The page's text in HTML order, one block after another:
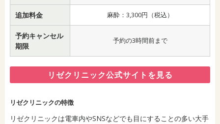
追加料金 麻酔：3,300円（税込）
予約キャンセル
期限
予約の3時間前まで
リゼクリニック公式サイトを見る
リゼクリニックの特徴
リゼクリニックは電車内やSNSなどでも目にすることの多い大手